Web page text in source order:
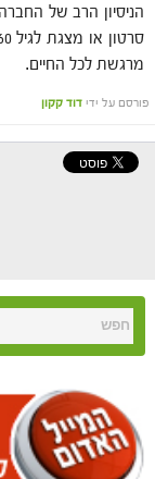
הניסיון הרב של
מרגשת לכל החיים.
פורסם על ידי דוד קקון